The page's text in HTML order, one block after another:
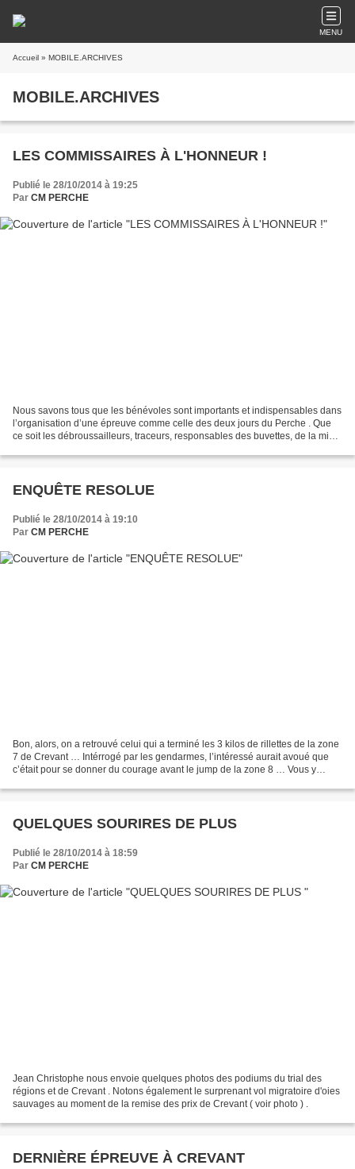
MENU
Accueil » MOBILE.ARCHIVES
MOBILE.ARCHIVES
LES COMMISSAIRES À L'HONNEUR !
Publié le 28/10/2014 à 19:25
Par CM PERCHE
Nous savons tous que les bénévoles sont importants et indispensables dans
l’organisation d’une épreuve comme celle des deux jours du Perche . Que
ce soit les débroussailleurs, traceurs, responsables des buvettes, de la mise
ENQUÊTE RESOLUE
Publié le 28/10/2014 à 19:10
Par CM PERCHE
Bon, alors, on a retrouvé celui qui a terminé les 3 kilos de rillettes de la zone
7 de Crevant … Intérrogé par les gendarmes, l’intéressé aurait avoué que
c’était pour se donner du courage avant le jump de la zone 8 … Vous y
QUELQUES SOURIRES DE PLUS
Publié le 28/10/2014 à 18:59
Par CM PERCHE
Jean Christophe nous envoie quelques photos des podiums du trial des
régions et de Crevant . Notons également le surprenant vol migratoire d'oies
sauvages au moment de la remise des prix de Crevant ( voir photo ) .
DERNIÈRE ÉPREUVE À CREVANT